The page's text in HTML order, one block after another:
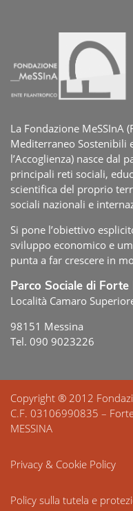
La Fondazione MeSSInA
Mediterraneo Sostenibili
l’Accoglienza) nasce dal
principali reti sociali,
scientifica del proprio
sociali nazionali e
Si pone l’obiettivo
sviluppo economico e
punta a far crescere in
Parco Sociale di Forte
Località Camaro
98151 Messina
Tel. 090 9023226
Copyright ® 2012
C.F. 03106990835 –
MESSINA
Privacy & Cookie Policy
Policy sulla tutela e